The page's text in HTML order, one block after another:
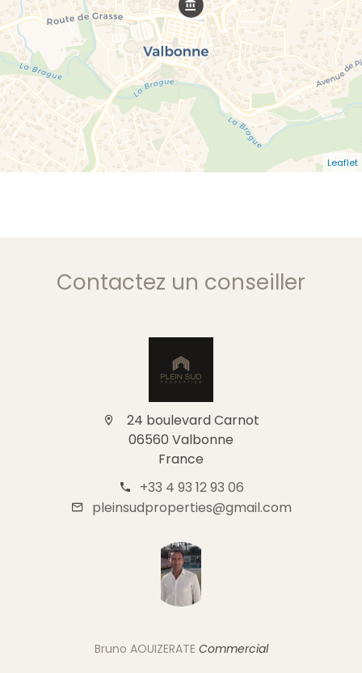
Leaflet
Contactez un conseiller
24 boulevard Carnot
06560 Valbonne
France
+33 4 93 12 93 06
pleinsudproperties@gmail.com
Bruno AOUIZERATE Commercial